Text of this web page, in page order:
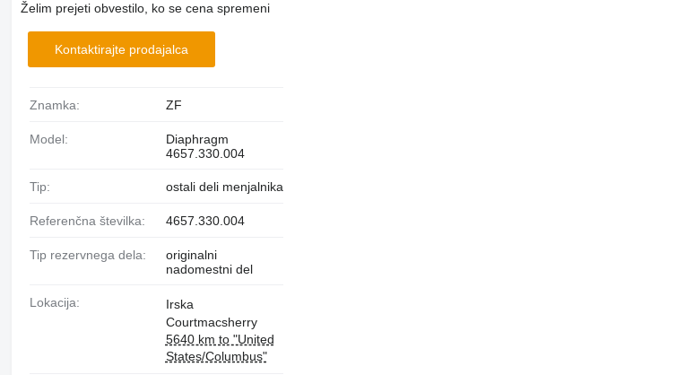
Želim prejeti obvestilo, ko se cena spremeni
Kontaktirajte prodajalca
Znamka: ZF
Model:
Diaphragm
4657.330.004
Tip: ostali deli menjalnika
Referenčna številka: 4657.330.004
Tip rezervnega dela:
originalni
nadomestni del
Lokacija:
Irska
Courtmacsherry
5640 km to "United
States/Columbus"